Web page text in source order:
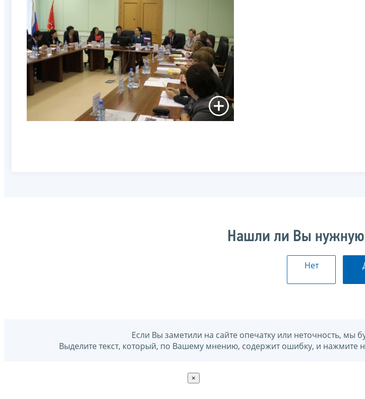
Нашли ли Вы
Нет
Если Вы заметили на сайте опечатку или неточность, мы
Выделите текст, который, по Вашему мнению, содержит ошибку, и
×